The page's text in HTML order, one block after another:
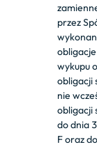
przez
wykupu
obligacji
nie
obligacji
do dnia
F oraz